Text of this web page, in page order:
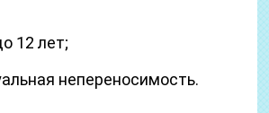
12 лет;
непереносимость.